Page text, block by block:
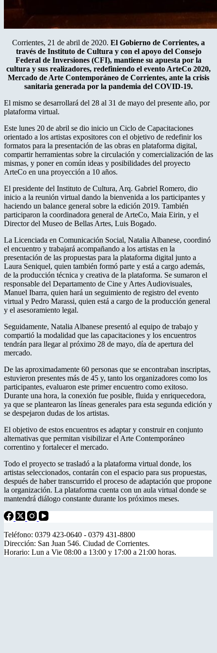
Corrientes, 21 de abril de 2020. El Gobierno de Corrientes, a
través de Instituto de Cultura y con el apoyo del Consejo
Federal de Inversiones (CFI), mantiene su apuesta por la
cultura y sus realizadores, redefiniendo el evento ArteCo 2020,
Mercado de Arte Contemporáneo de Corrientes, ante la crisis
sanitaria generada por la pandemia del COVID-19.
El mismo se desarrollará del 28 al 31 de mayo del presente año, por
plataforma virtual.
Este lunes 20 de abril se dio inicio un Ciclo de Capacitaciones
orientado a los artistas expositores con el objetivo de redefinir los
formatos para la presentación de las obras en plataforma digital,
compartir herramientas sobre la circulación y comercialización de las
mismas, y poner en común ideas y posibilidades del proyecto
ArteCo en una proyección a 10 años.
El presidente del Instituto de Cultura, Arq. Gabriel Romero, dio
inicio a la reunión virtual dando la bienvenida a los participantes y
haciendo un balance general sobre la edición 2019. También
participaron la coordinadora general de ArteCo, Maia Eirin, y el
Director del Museo de Bellas Artes, Luis Bogado.
La Licenciada en Comunicación Social, Natalia Albanese, coordinó
el encuentro y trabajará acompañando a los artistas en la
presentación de las propuestas para la plataforma digital junto a
Laura Seniquel, quien también formó parte y está a cargo además,
de la producción técnica y creativa de la plataforma. Se sumaron el
responsable del Departamento de Cine y Artes Audiovisuales,
Manuel Ibarra, quien hará un seguimiento de registro del evento
virtual y Pedro Marassi, quien está a cargo de la producción general
y el asesoramiento legal.
Seguidamente, Natalia Albanese presentó al equipo de trabajo y
compartió la modalidad que las capacitaciones y los encuentros
tendrán para llegar al próximo 28 de mayo, día de apertura del
mercado.
De las aproximadamente 60 personas que se encontraban inscriptas,
estuvieron presentes más de 45 y, tanto los organizadores como los
participantes, evaluaron este primer encuentro como exitoso.
Durante una hora, la conexión fue posible, fluida y enriquecedora,
ya que se plantearon las líneas generales para esta segunda edición y
se despejaron dudas de los artistas.
El objetivo de estos encuentros es adaptar y construir en conjunto
alternativas que permitan visibilizar el Arte Contemporáneo
correntino y fortalecer el mercado.
Todo el proyecto se trasladó a la plataforma virtual donde, los
artistas seleccionados, contarán con el espacio para sus propuestas,
después de haber transcurrido el proceso de adaptación que propone
la organización. La plataforma cuenta con un aula virtual donde se
mantendrá diálogo constante durante los próximos meses.
Teléfono: 0379 423-0640 - 0379 431-8800
Dirección: San Juan 546. Ciudad de Corrientes.
Horario: Lun a Vie 08:00 a 13:00 y 17:00 a 21:00 horas.